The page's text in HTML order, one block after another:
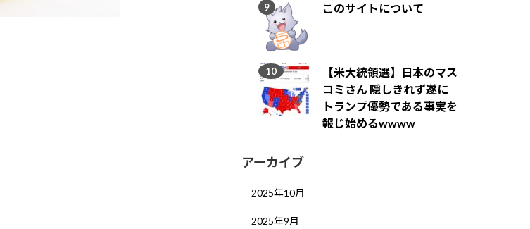
このサイトについて
【米大統領選】日本のマス
コミさん 隠しきれず遂に
トランプ優勢である事実を
報じ始めるwwww
アーカイブ
2025年10月
2025年9月